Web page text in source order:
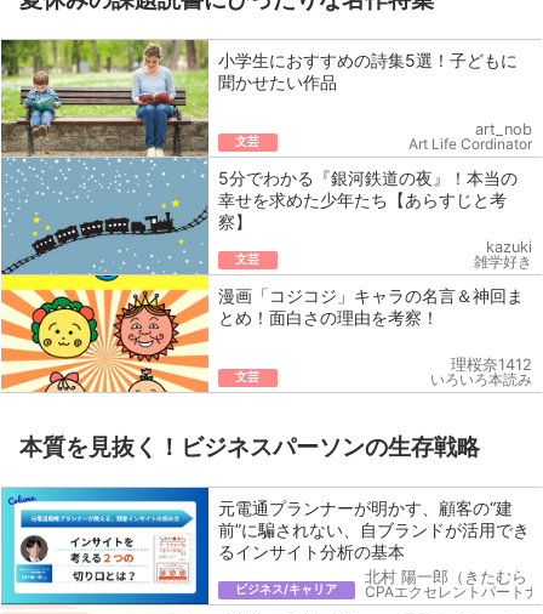
小学生におすすめの詩集5選！子どもに
聞かせたい作品
文芸
art_nob
Art Life Cordinator
5分でわかる『銀河鉄道の夜』！本当の
幸せを求めた少年たち【あらすじと考
察】
文芸
kazuki
雑学好き
漫画「コジコジ」キャラの名言＆神回ま
とめ！面白さの理由を考察！
文芸
理桜奈1412
いろいろ本読み
本質を見抜く！ビジネスパーソンの生存戦略
元電通プランナーが明かす、顧客の“建
前”に騙されない、自ブランドが活用でき
るインサイト分析の基本
ビジネス/キャリア
北村 陽一郎（きたむら
CPAエクセレントパート